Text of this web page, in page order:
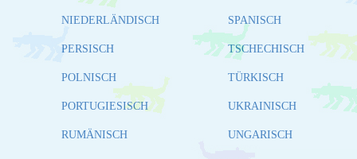
NIEDERLÄNDISCH
PERSISCH
POLNISCH
PORTUGIESISCH
RUMÄNISCH
SPANISCH
TSCHECHISCH
TÜRKISCH
UKRAINISCH
UNGARISCH